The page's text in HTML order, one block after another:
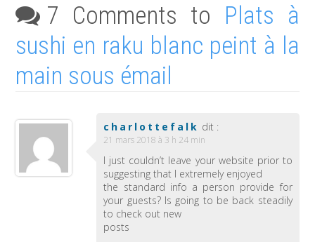
7 Comments to Plats à
sushi en raku blanc peint à la
main sous émail
charlottefalk dit :
21 mars 2018 à 3 h 24 min
I just couldn’t leave your website prior to
suggesting that I extremely enjoyed
the standard info a person provide for
your guests? Is going to be back steadily
to check out new
posts